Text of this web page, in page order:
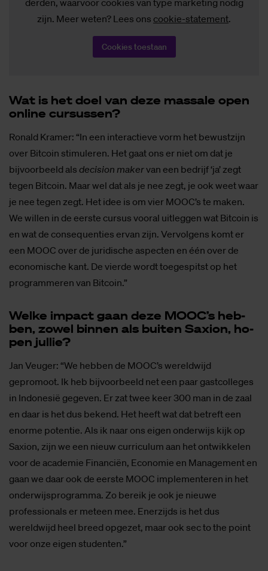
derden, waarvoor cookies van type marketing nodig
zijn. Meer weten? Lees ons cookie-statement.
Cookies toestaan
Wat is het doel van deze mas­sa­le open
on­li­ne cur­sus­sen?
Ronald Kramer: “In een interactieve vorm het bewustzijn
over Bitcoin stimuleren. Het gaat ons er niet om dat je
bijvoorbeeld als decision makervan een bedrijf ‘ja’ zegt
tegen Bitcoin. Maar wel dat als je nee zegt, je ook weet waar
je nee tegen zegt. Het idee is om vier MOOC’s te maken.
We willen in de eerste cursus vooral uitleggen wat Bitcoin is
en wat de consequenties ervan zijn. Vervolgens komt er
een MOOC over de juridische aspecten en één over de
economische kant. De vierde wordt toegespitst op het
programmeren van Bitcoin.”
Wel­ke im­pact gaan deze MOOC’s heb­
ben, zo­wel bin­nen als bui­ten Saxi­on, ho­
pen jul­lie?
Jan Veuger: “We hebben de MOOC’s wereldwijd
gepromoot. Ik heb bijvoorbeeld net een paar gastcolleges
in Indonesië gegeven. Er zat twee keer 300 man in de zaal
en daar is het dus bekend. Het heeft wat dat betreft een
enorme potentie. Als ik naar ons eigen onderwijs kijk op
Saxion, zijn we een nieuw curriculum aan het ontwikkelen
voor de academie Financiën, Economie en Management en
gaan we daar ook de eerste MOOC implementeren in het
onderwijsprogramma. Zo bereik je ook je nieuwe
professionals er meteen mee. Enerzijds is het dus
wereldwijd heel breed opgezet, maar ook sec to the point
voor onze eigen studenten.”